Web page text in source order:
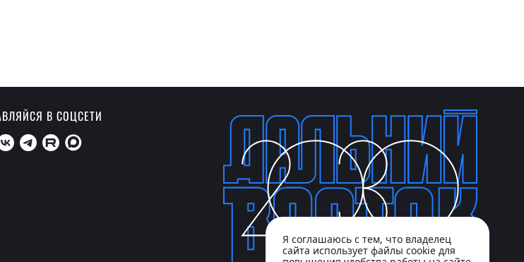
Я соглашаюсь с тем, что владелец
сайта использует файлы cookie для
В СОЦСЕТИ